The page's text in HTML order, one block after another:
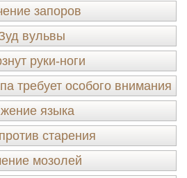
запоров
вульвы
руки-ноги
требует особого внимания
языка
старения
мозолей